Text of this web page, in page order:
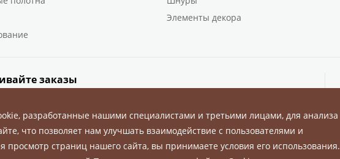
Элементы декора
заказы
разработанные нашими специалистами и третьими лицами, для анализа
что позволяет нам улучшать взаимодействие с пользователями и
просмотр страниц нашего сайта, вы принимаете условия его использования.